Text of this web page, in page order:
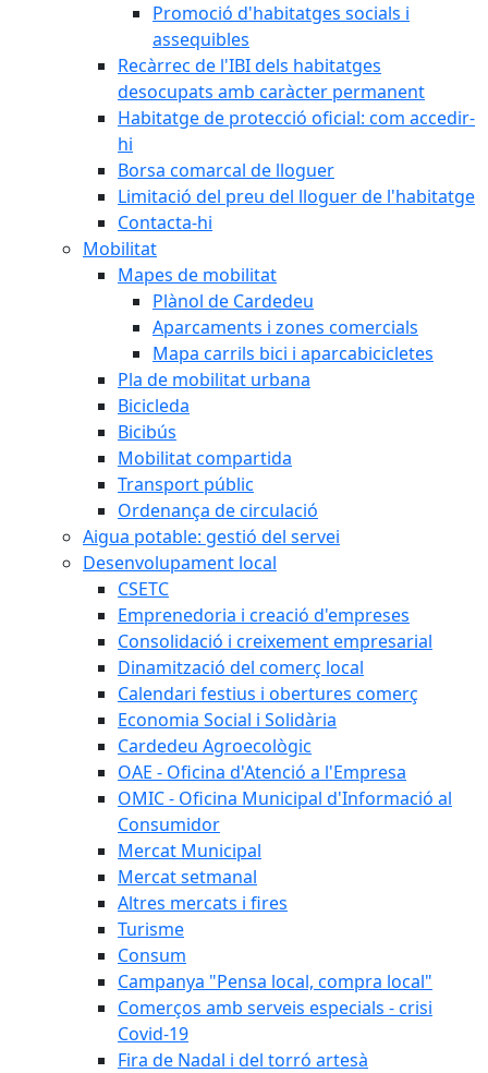
Promoció d'habitatges socials i
assequibles
Recàrrec de l'IBI dels habitatges
desocupats amb caràcter permanent
Habitatge de protecció oficial: com accedir-
hi
Borsa comarcal de lloguer
Limitació del preu del lloguer de l'habitatge
Contacta-hi
Mobilitat
Mapes de mobilitat
Plànol de Cardedeu
Aparcaments i zones comercials
Mapa carrils bici i aparcabicicletes
Pla de mobilitat urbana
Bicicleda
Bicibús
Mobilitat compartida
Transport públic
Ordenança de circulació
Aigua potable: gestió del servei
Desenvolupament local
CSETC
Emprenedoria i creació d'empreses
Consolidació i creixement empresarial
Dinamització del comerç local
Calendari festius i obertures comerç
Economia Social i Solidària
Cardedeu Agroecològic
OAE - Oficina d'Atenció a l'Empresa
OMIC - Oficina Municipal d'Informació al
Consumidor
Mercat Municipal
Mercat setmanal
Altres mercats i fires
Turisme
Consum
Campanya "Pensa local, compra local"
Comerços amb serveis especials - crisi
Covid-19
Fira de Nadal i del torró artesà